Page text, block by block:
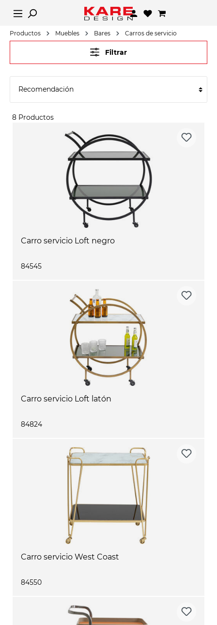
Productos Muebles Bares Carros de servicio
Filtrar
8 Productos
Carro servicio Loft negro
84545
Carro servicio Loft latón
84824
Carro servicio West Coast
84550